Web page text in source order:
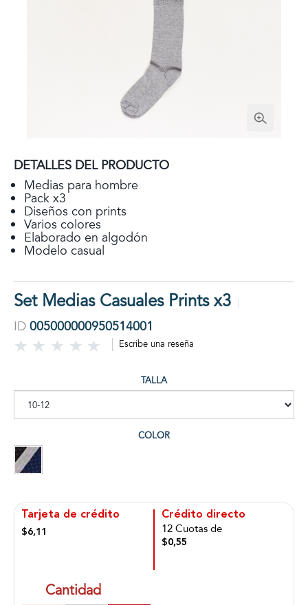
DETALLES DEL PRODUCTO
Medias para hombre
Pack x3
Diseños con prints
Varios colores
Elaborado en algodón
Modelo casual
Set Medias Casuales Prints x3
ID 005000000950514001
Escribe una reseña
TALLA
COLOR
Tarjeta de crédito
$6,11
Crédito directo
12 Cuotas de
$0,55
Cantidad